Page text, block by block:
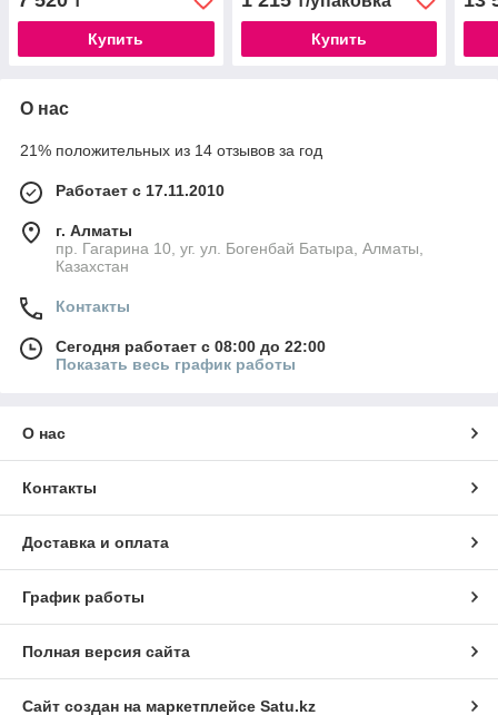
Купить Купить
О нас
21% положительных из 14 отзывов за год
Работает с 17.11.2010
г. Алматы
пр. Гагарина 10, уг. ул. Богенбай Батыра, Алматы,
Казахстан
Контакты
Сегодня работает с 08:00 до 22:00
Показать весь график работы
О нас
Контакты
Доставка и оплата
График работы
Полная версия сайта
Сайт создан на маркетплейсе Satu.kz